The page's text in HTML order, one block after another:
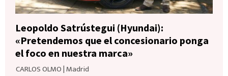
Leopoldo Satrústegui (Hyundai):
«Pretendemos que el concesionario ponga
el foco en nuestra marca»
CARLOS OLMO|Madrid